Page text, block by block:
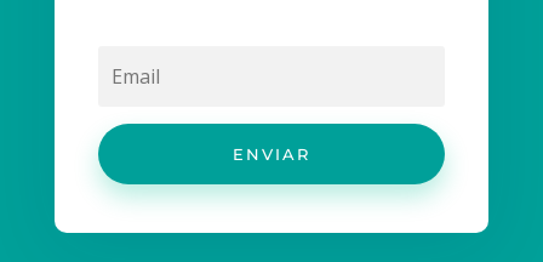
ENVIAR